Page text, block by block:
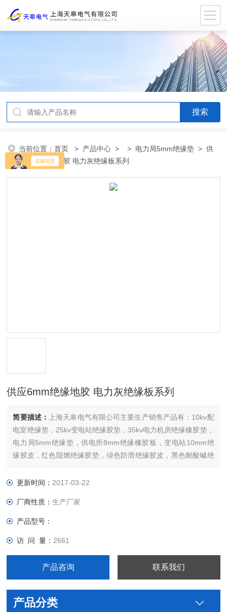
当前位置：首页 > 产品中心 > > 电力局5mm绝缘垫 > 供
应6mm绝缘地胶 电力灰绝缘板系列
供应6mm绝缘地胶 电力灰绝缘板系列
简要描述：
上海天皋电气有限公司主要生产销售产品有：10kv配
电室绝缘垫，25kv变电站绝缘胶垫，35kv电力机房绝缘橡胶垫，
电力局5mm绝缘垫，供电所8mm绝缘橡胶板，变电站10mm绝
缘胶皮，红色阻燃绝缘胶垫，绿色防滑绝缘胶皮，黑色耐酸碱绝
更新时间： 2017-03-22
厂商性质：生产厂家
产品型号：
访 问 量： 2661
产品咨询 联系我们
产品分类